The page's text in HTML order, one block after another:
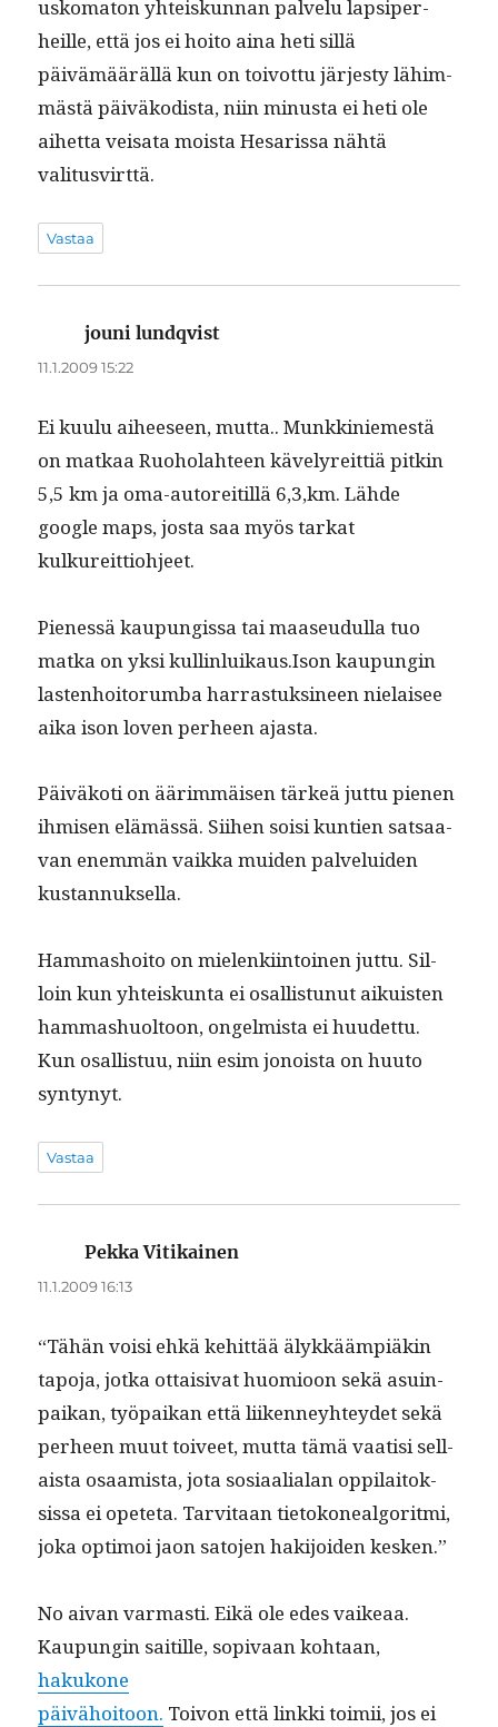
usko­ma­ton yhteiskun­nan palvelu lap­siper­
heille, että jos ei hoito aina heti sil­lä
päivämääräl­lä kun on toiv­ot­tu järjesty lähim­
mästä päiväkodista, niin minus­ta ei heti ole
aihet­ta veisa­ta moista Hesaris­sa nähtä
valitusvirttä.
Vastaa
jouni lundqvist
11.1.2009 15:22
Ei kuu­lu aiheeseen, mut­ta.. Munkkiniemestä
on matkaa Ruo­ho­lah­teen käve­lyre­it­tiä pitkin
5,5 km ja oma-autor­e­it­il­lä 6,3,km. Lähde
google maps, jos­ta saa myös tarkat
kulkureittiohjeet.
Pienessä kaupungis­sa tai maaseudul­la tuo
mat­ka on yksi kullinluikaus.Ison kaupun­gin
las­ten­hoito­rum­ba har­ras­tuksi­neen nielaisee
aika ison loven per­heen ajasta.
Päiväkoti on äärim­mäisen tärkeä jut­tu pienen
ihmisen elämässä. Siihen soisi kun­tien sat­saa­
van enem­män vaik­ka muiden palvelu­iden
kustannuksella.
Ham­mashoito on mie­lenki­in­toinen jut­tu. Sil­
loin kun yhteiskun­ta ei osal­lis­tunut aikuis­ten
ham­mashuoltoon, ongelmista ei huudet­tu.
Kun osal­lis­tuu, niin esim jonoista on huu­to
syntynyt.
Vastaa
Pekka Vitikainen
11.1.2009 16:13
“Tähän voisi ehkä kehit­tää älykkäämpiäkin
tapo­ja, jot­ka ottaisi­vat huomioon sekä asuin­
paikan, työ­paikan että liiken­ney­htey­det sekä
per­heen muut toiveet, mut­ta tämä vaatisi sel­l­
aista osaamista, jota sosi­aalialan oppi­laitok­
sis­sa ei opete­ta. Tarvi­taan tietokoneal­go­rit­mi,
joka opti­moi jaon sato­jen hak­i­joiden kesken.”
No aivan var­masti. Eikä ole edes vaikeaa.
Kaupun­gin sait­ille, sopi­vaan kohtaan,
hakukone
päivähoitoon. Toivon että link­ki toimii, jos ei